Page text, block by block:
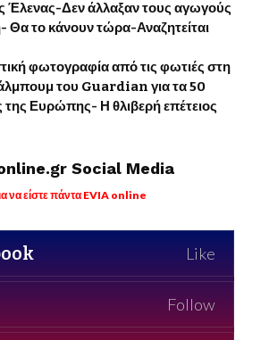
Δεν άλλαξαν τους αγωγούς
Θα το κάνουν τώρα-Αναζητείται
φωτογραφία από τις φωτιές στη
του Guardian για τα 50
της Ευρώπης- Η θλιβερή επέτειος
Social Media
να είστε πάντα EVIA online
Like
Follow